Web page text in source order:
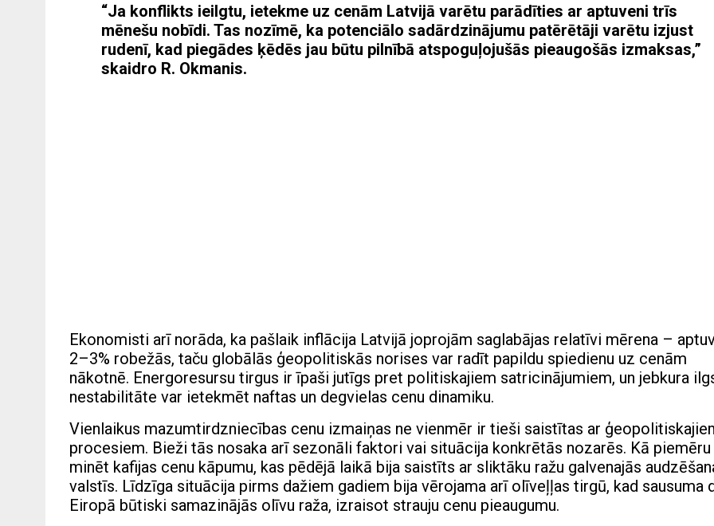
“Ja konflikts ieilgtu, ietekme uz cenām Latvijā varētu parādīties ar aptuveni trīs
mēnešu nobīdi. Tas nozīmē, ka potenciālo sadārdzinājumu patērētāji varētu izjust
rudenī, kad piegādes ķēdēs jau būtu pilnībā atspoguļojušās pieaugošās izmaksas,”
skaidro R. Okmanis.
Ekonomisti arī norāda, ka pašlaik inflācija Latvijā joprojām saglabājas relatīvi mērena –
2–3% robežās, taču globālās ģeopolitiskās norises var radīt papildu spiedienu uz cenām
nākotnē. Energoresursu tirgus ir īpaši jutīgs pret politiskajiem satricinājumiem, un jebkura
nestabilitāte var ietekmēt naftas un degvielas cenu dinamiku.
Vienlaikus mazumtirdzniecības cenu izmaiņas ne vienmēr ir tieši saistītas ar
procesiem. Bieži tās nosaka arī sezonāli faktori vai situācija konkrētās nozarēs. Kā piemēru
minēt kafijas cenu kāpumu, kas pēdējā laikā bija saistīts ar sliktāku ražu galvenajās
valstīs. Līdzīga situācija pirms dažiem gadiem bija vērojama arī olīveļļas tirgū, kad sausuma
Eiropā būtiski samazinājās olīvu raža, izraisot strauju cenu pieaugumu.